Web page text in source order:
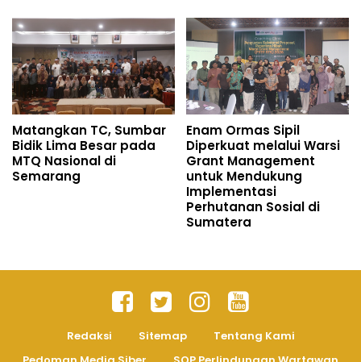
Matangkan TC, Sumbar
Bidik Lima Besar pada
MTQ Nasional di
Semarang
Enam Ormas Sipil
Diperkuat melalui Warsi
Grant Management
untuk Mendukung
Implementasi
Perhutanan Sosial di
Sumatera
Redaksi Sitemap
Tentang Kami